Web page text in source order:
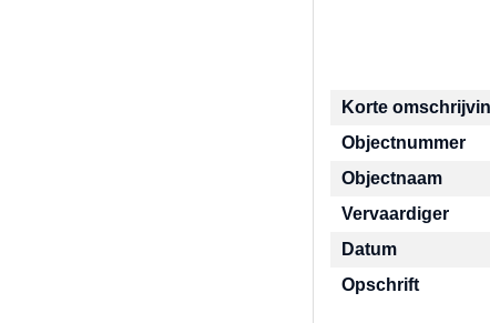
Korte
Objectnummer
Objectnaam
Vervaardiger
Datum
Opschrift